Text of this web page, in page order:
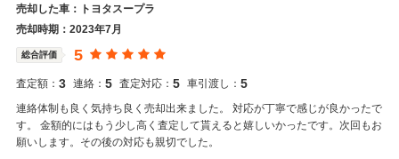
売却した車：トヨタスープラ
売却時期：2023年7月
総合評価 5
査定額： 3 連絡： 5 査定対応： 5 車引渡し： 5
連絡体制も良く気持ち良く売却出来ました。 対応が丁寧で感じが良かったで
す。 金額的にはもう少し高く査定して貰えると嬉しいかったです。次回もお
願いします。その後の対応も親切でした。